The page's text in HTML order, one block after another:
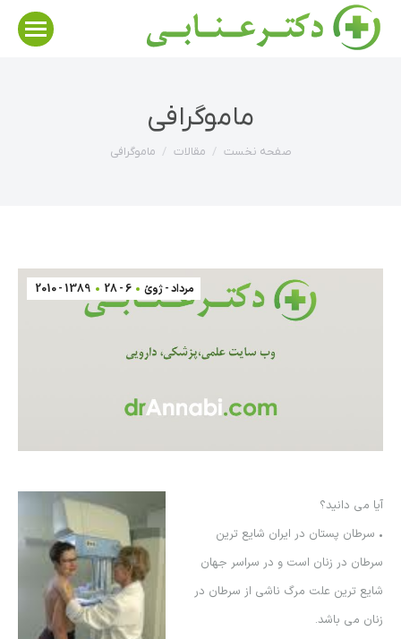
ماموگرافی
مکان شما:
صفحه نخست مقالات ماموگرافی
مرداد - ژوئ 6 - 28
1389 - 2010
آيا مي دانيد؟
• سرطان پستان در ايران شايع ترين
سرطان در زنان است و در سراسر جهان
شايع ترين علت مرگ ناشي از سرطان در
زنان مي باشد.